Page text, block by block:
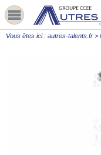
Vous êtes ici : autres-talents.fr >